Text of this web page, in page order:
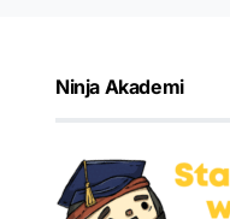
Ninja Akademi